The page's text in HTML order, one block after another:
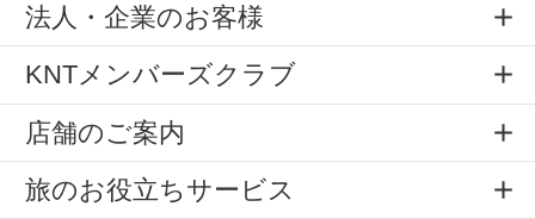
法人・企業のお客様
KNTメンバーズクラブ
店舗のご案内
旅のお役立ちサービス